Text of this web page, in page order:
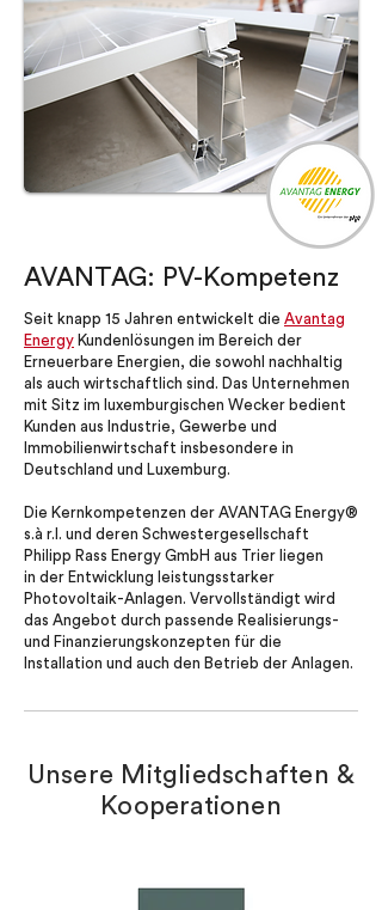
AVANTAG: PV-Kompetenz
Seit knapp 15 Jahren entwickelt die Avantag
Energy Kundenlösungen im Bereich der
Erneuerbare Energien, die sowohl nachhaltig
als auch wirtschaftlich sind. Das Unternehmen
mit Sitz im luxemburgischen Wecker bedient
Kunden aus Industrie, Gewerbe und
Immobilienwirtschaft insbesondere in
Deutschland und Luxemburg.
Die Kernkompetenzen der AVANTAG Energy®
s.à r.l. und deren Schwestergesellschaft
Philipp Rass Energy GmbH aus Trier liegen
in der Entwicklung leistungsstarker
Photovoltaik-Anlagen. Vervollständigt wird
das Angebot durch passende Realisierungs-
und Finanzierungskonzepten für die
Installation und auch den Betrieb der Anlagen.
Unsere Mitgliedschaften &
Kooperationen